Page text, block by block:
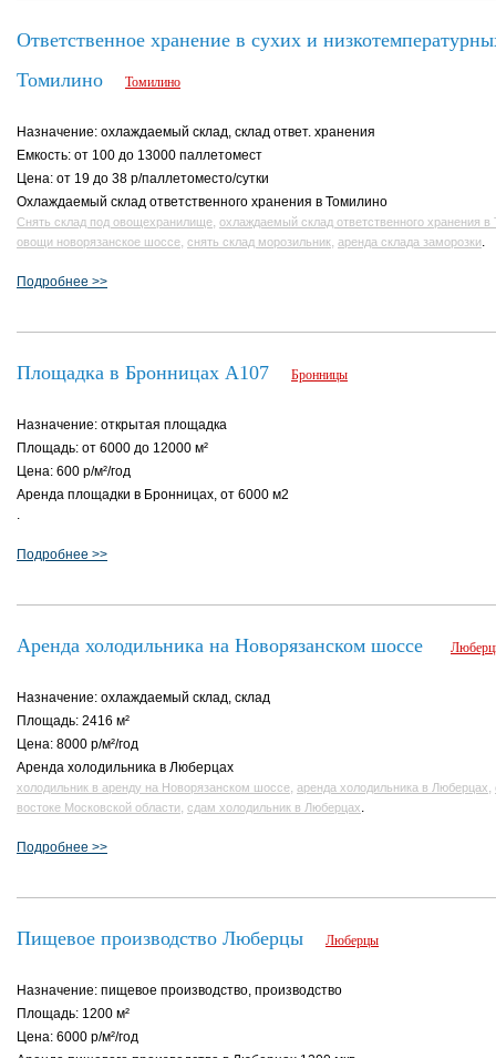
Ответственное хранение в сухих и
Томилино
Томилино
Назначение: охлаждаемый склад, склад ответ. хранения
Емкость: от 100 до 13000 паллетомест
Цена: от 19 до 38 р/паллетоместо/сутки
Охлаждаемый склад ответственного хранения в Томилино
Снять склад под овощехранилище, охлаждаемый склад ответственного хранения в
овощи новорязанское шоссе, снять склад морозильник, аренда склада заморозки.
Подробнее >>
Площадка в Бронницах А107 Бронницы
Назначение: открытая площадка
Площадь: от 6000 до 12000 м²
Цена: 600 р/м²/год
Аренда площадки в Бронницах, от 6000 м2
.
Подробнее >>
Аренда холодильника на Новорязанском шоссе
Назначение: охлаждаемый склад, склад
Площадь: 2416 м²
Цена: 8000 р/м²/год
Аренда холодильника в Люберцах
холодильник в аренду на Новорязанском шоссе, аренда холодильника в Люберцах,
востоке Московской области, сдам холодильник в Люберцах.
Подробнее >>
Пищевое производство Люберцы Люберцы
Назначение: пищевое производство, производство
Площадь: 1200 м²
Цена: 6000 р/м²/год